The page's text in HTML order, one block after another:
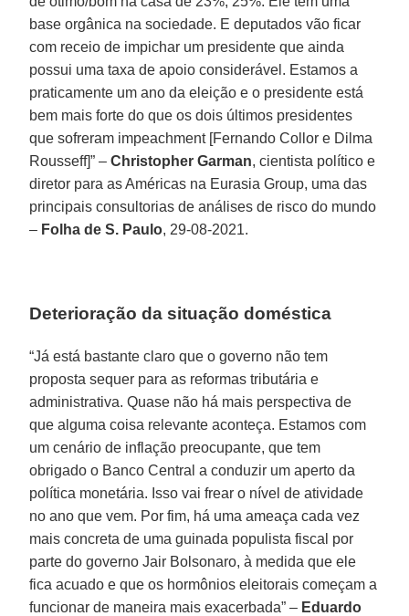
base orgânica na sociedade. E deputados vão ficar
com receio de impichar um presidente que ainda
possui uma taxa de apoio considerável. Estamos a
praticamente um ano da eleição e o presidente está
bem mais forte do que os dois últimos presidentes
que sofreram impeachment [Fernando Collor e Dilma
Rousseff]” –Christopher Garman, cientista político e
diretor para as Américas na Eurasia Group, uma das
principais consultorias de análises de risco do mundo
– Folha de S. Paulo, 29-08-2021.
Deterioração da situação doméstica
“Já está bastante claro que o governo não tem
proposta sequer para as reformas tributária e
administrativa. Quase não há mais perspectiva de
que alguma coisa relevante aconteça. Estamos com
um cenário de inflação preocupante, que tem
obrigado o Banco Central a conduzir um aperto da
política monetária. Isso vai frear o nível de atividade
no ano que vem. Por fim, há uma ameaça cada vez
mais concreta de uma guinada populista fiscal por
parte do governo Jair Bolsonaro, à medida que ele
fica acuado e que os hormônios eleitorais começam a
funcionar de maneira mais exacerbada” – Eduardo